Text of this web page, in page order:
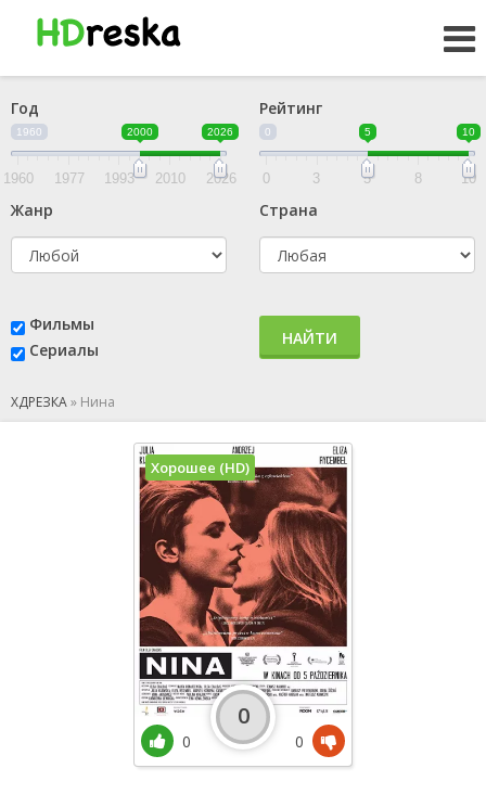
Год
1960 2000 2026
1960 1977 1993 2010 2026
Рейтинг
0 5 10
0 3 5 8 10
Жанр Страна
Фильмы
Сериалы
НАЙТИ
ХДРЕЗКА» Нина
Хорошее (HD)
0
0
0